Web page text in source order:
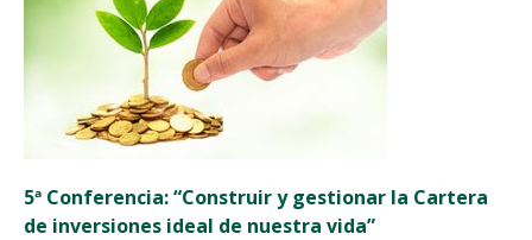
5ª Conferencia: “Construir y gestionar la Cartera
de inversiones ideal de nuestra vida”